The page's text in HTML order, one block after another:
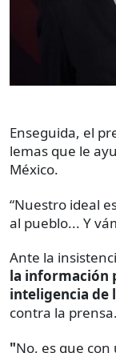
Enseguida, el
lemas que le
México.
“Nuestro ideal
al pueblo... Y
Ante la
la información
inteligencia de
contra la prensa.
"No, es que